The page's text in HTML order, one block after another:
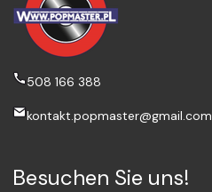
508 166 388
kontakt.popmaster@gmail.com
Besuchen Sie uns!